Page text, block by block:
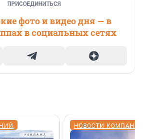
ПРИСОЕДИНИТЬСЯ
фото и видео дня — в
в социальных сетях
НОВОСТИ